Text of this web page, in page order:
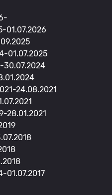
01.07.2026
01.07.2025
30.07.2024
24.08.2021
28.01.2021
01.07.2017